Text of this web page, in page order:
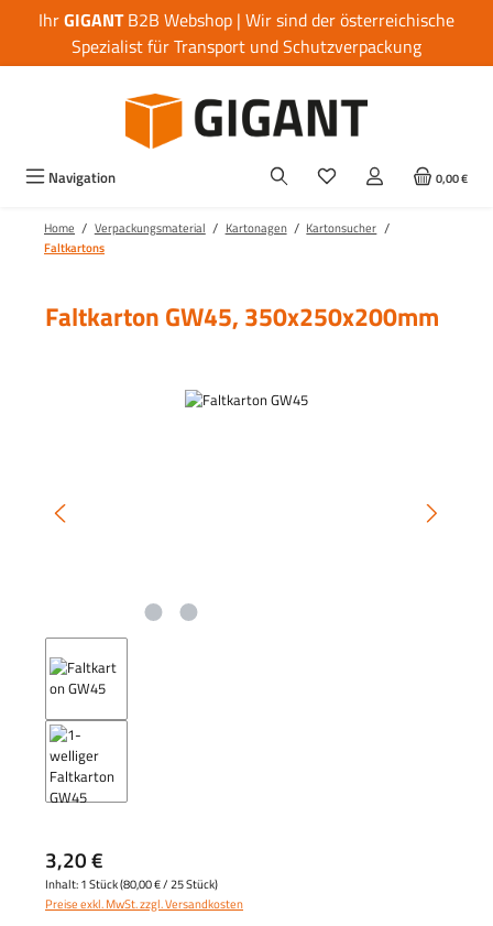
Zum Hauptinhalt springen
IhrGIGANTB2B Webshop | Wir sind der österreichische
Spezialist für Transport und Schutzverpackung
Navigation 0,00 €
Home / Verpackungsmaterial / Kartonagen / Kartonsucher /
Faltkartons
Faltkarton GW45, 350x250x200mm
Bildergalerie überspringen
3,20 €
Inhalt:1 Stück(80,00 €/ 25 Stück)
Preise exkl. MwSt. zzgl. Versandkosten